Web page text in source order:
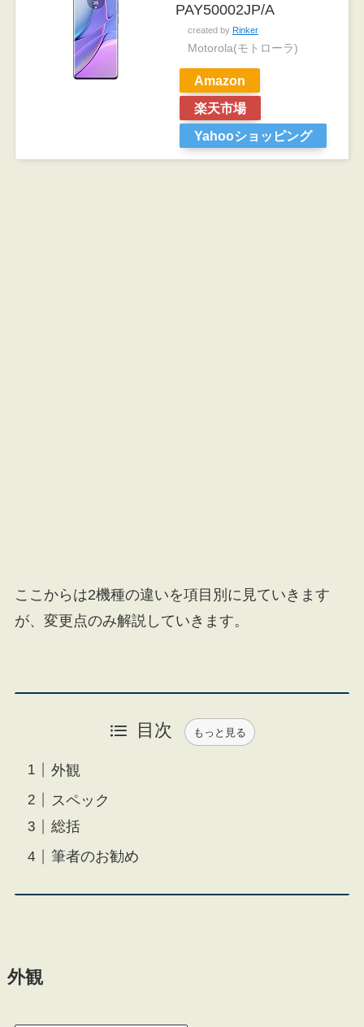
PAY50002JP/A
created by Rinker
Motorola(モトローラ)
Amazon
楽天市場
Yahooショッピング
ここからは2機種の違いを項目別に見ていきます
が、変更点のみ解説していきます。
目次 もっと見る
外観
スペック
総括
筆者のお勧め
外観